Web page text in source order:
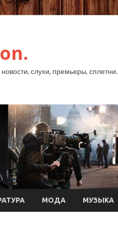
новости, слухи, премьеры, сплетни.
МОДА МУЗЫКА